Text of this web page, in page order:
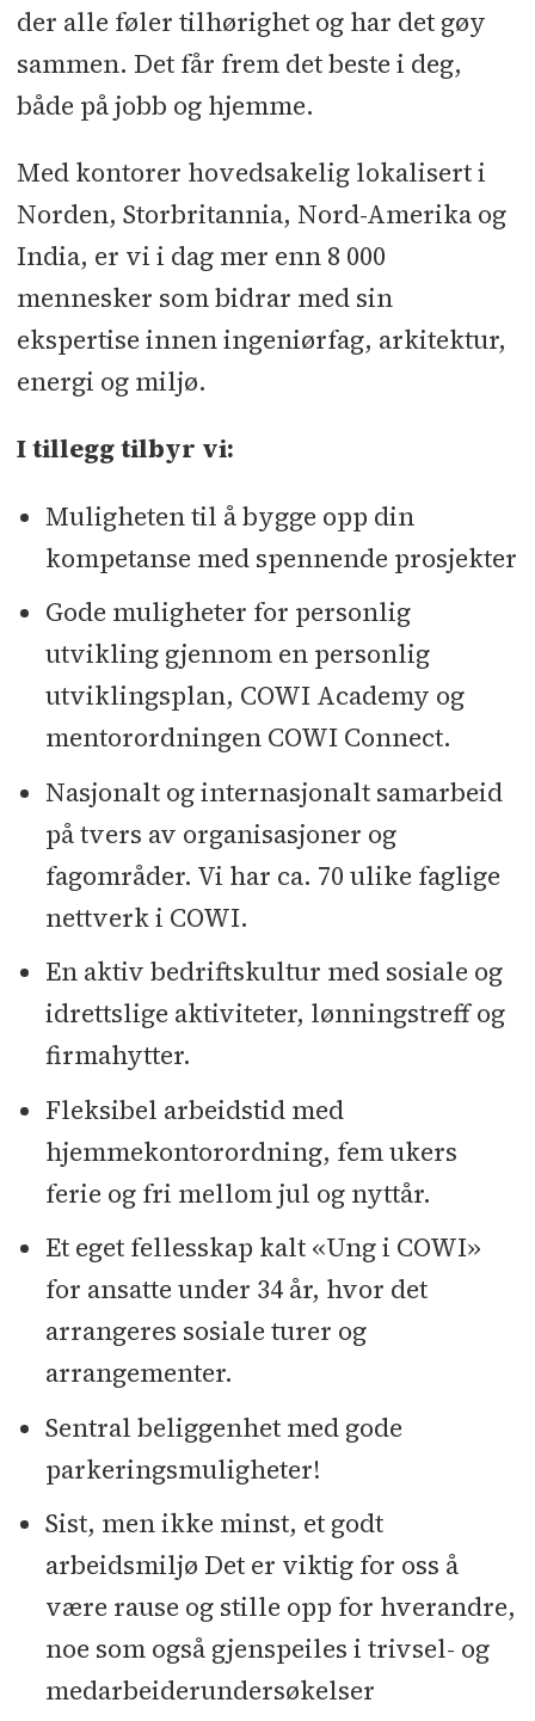
der alle føler tilhørighet og har det gøy
sammen. Det får frem det beste i deg,
både på jobb og hjemme.
Med kontorer hovedsakelig lokalisert i
Norden, Storbritannia, Nord-Amerika og
India, er vi i dag mer enn 8 000
mennesker som bidrar med sin
ekspertise innen ingeniørfag, arkitektur,
energi og miljø.
I tillegg tilbyr vi:
Muligheten til å bygge opp din
kompetanse med spennende prosjekter
Gode muligheter for personlig
utvikling gjennom en personlig
utviklingsplan, COWI Academy og
mentorordningen COWI Connect.
Nasjonalt og internasjonalt samarbeid
på tvers av organisasjoner og
fagområder. Vi har ca. 70 ulike faglige
nettverk i COWI.
En aktiv bedriftskultur med sosiale og
idrettslige aktiviteter, lønningstreff og
firmahytter.
Fleksibel arbeidstid med
hjemmekontorordning, fem ukers
ferie og fri mellom jul og nyttår.
Et eget fellesskap kalt «Ung i COWI»
for ansatte under 34 år, hvor det
arrangeres sosiale turer og
arrangementer.
Sentral beliggenhet med gode
parkeringsmuligheter!
Sist, men ikke minst, et godt
arbeidsmiljø Det er viktig for oss å
være rause og stille opp for hverandre,
noe som også gjenspeiles i trivsel- og
medarbeiderundersøkelser